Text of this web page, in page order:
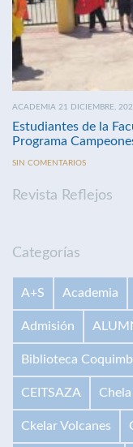
ACADEMIA 21 DICIEMBRE,
Estudiantes de la
Programa
SIN COMENTARIOS
Revista Reflejos
Categorías
A+S Academia
Admisión
Biblioteca
CEITSAZA
Ckelar Volcanes